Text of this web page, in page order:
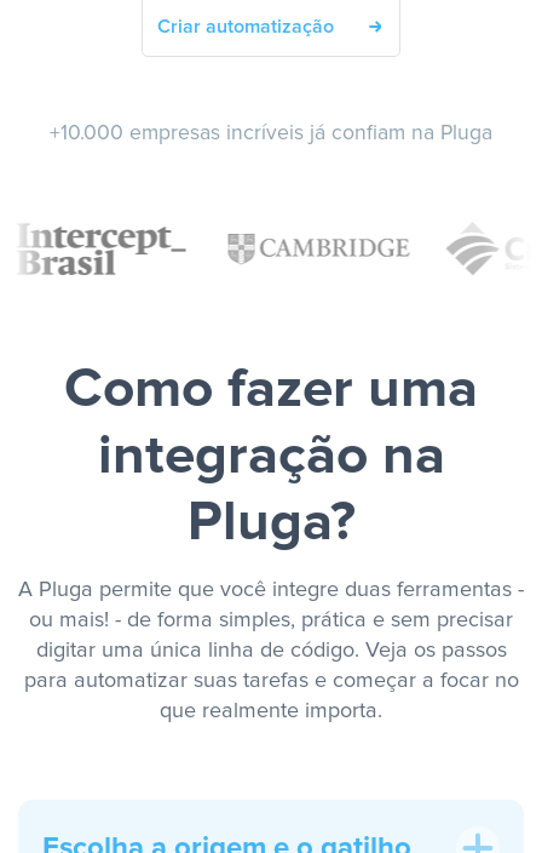
Criar automatização
+10.000 empresas incríveis já confiam na Pluga
Como fazer uma
integração na
Pluga?
A Pluga permite que você integre duas ferramentas -
ou mais! - de forma simples, prática e sem precisar
digitar uma única linha de código. Veja os passos
para automatizar suas tarefas e começar a focar no
que realmente importa.